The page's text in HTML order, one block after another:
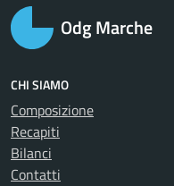
Odg Marche
CHI SIAMO
Composizione
Recapiti
Bilanci
Contatti